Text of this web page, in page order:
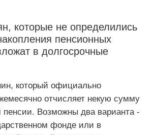
которые не определились
пенсионных
в долгосрочные
который официально
отчисляет некую сумму
Возможны два варианта -
фонде или в